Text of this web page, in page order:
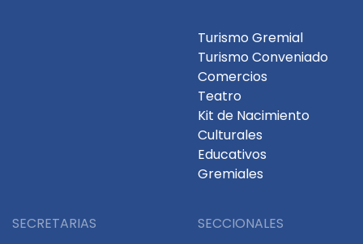
Turismo Gremial
Turismo Conveniado
Comercios
Teatro
Kit de Nacimiento
Culturales
Educativos
Gremiales
SECRETARIAS SECCIONALES